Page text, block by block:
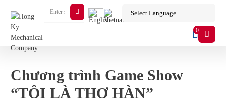
0
Chương trình Game Show
“TÔI LÀ THỢ HÀN”